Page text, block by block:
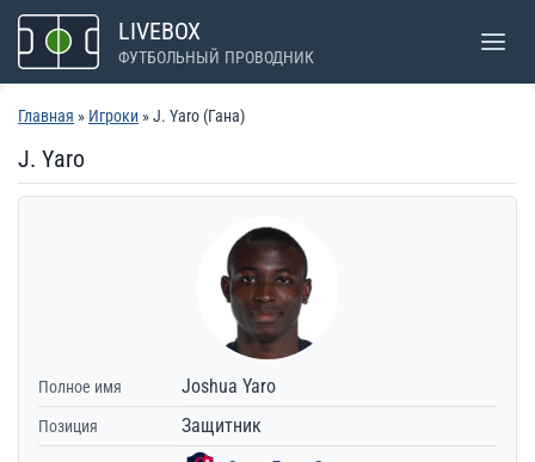
Перейти
содержимому
LIVEBOX
ФУТБОЛЬНЫЙ ПРОВОДНИК
Главная » Игроки » J. Yaro (Гана)
J. Yaro
Полное имя Joshua Yaro
Позиция Защитник